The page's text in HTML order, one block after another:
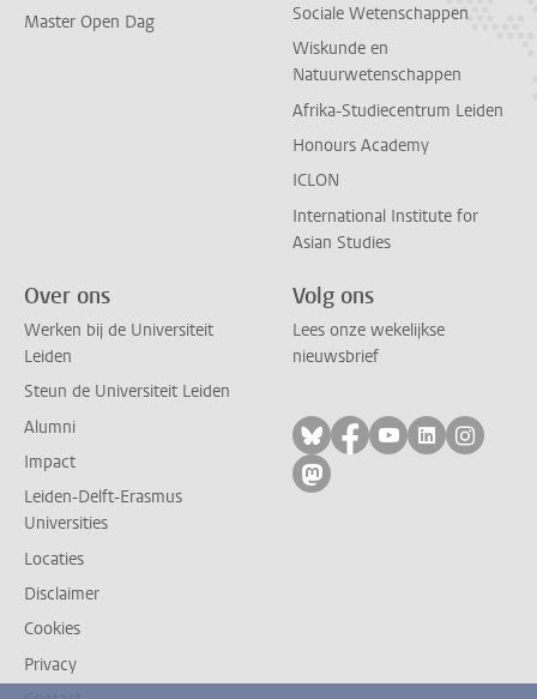
Master Open Dag
Sociale Wetenschappen
Wiskunde en
Natuurwetenschappen
Afrika-Studiecentrum Leiden
Honours Academy
ICLON
International Institute for
Asian Studies
Over ons
Werken bij de Universiteit
Leiden
Steun de Universiteit Leiden
Alumni
Impact
Leiden-Delft-Erasmus
Universities
Locaties
Disclaimer
Cookies
Privacy
Volg ons
Lees onze wekelijkse
nieuwsbrief
Volg ons op bluesky
Volg ons op
Volg ons op
Volg ons
Volg
Volg ons op mastodon